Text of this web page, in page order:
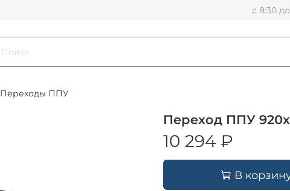
с 8:30
Переходы ППУ
Переход ППУ
10 294 ₽
В